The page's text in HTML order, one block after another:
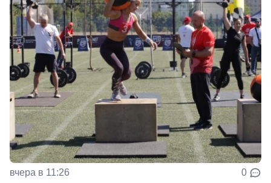
вчера в 11:26 0